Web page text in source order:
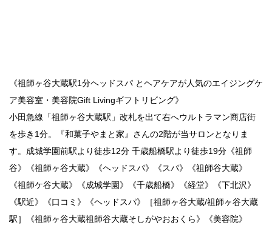
《祖師ヶ谷大蔵駅1分ヘッドスパ とヘアケアが人気のエイジングケ
ア美容室・美容院Gift Livingギフトリビング》
小田急線「祖師ヶ谷大蔵駅」改札を出て右へウルトラマン商店街
を歩き1分。『和菓子やまと家』さんの2階が当サロンとなりま
す。成城学園前駅より徒歩12分 千歳船橋駅より徒歩19分《祖師
谷》《祖師ヶ谷大蔵》《ヘッドスパ》《スパ》《祖師谷大蔵》
《祖師ケ谷大蔵》《成城学園》《千歳船橋》《経堂》《下北沢》
《駅近》《口コミ》《ヘッドスパ》［祖師ヶ谷大蔵/祖師ヶ谷大蔵
駅］《祖師ヶ谷大蔵祖師谷大蔵そしがやおおくら》《美容院》